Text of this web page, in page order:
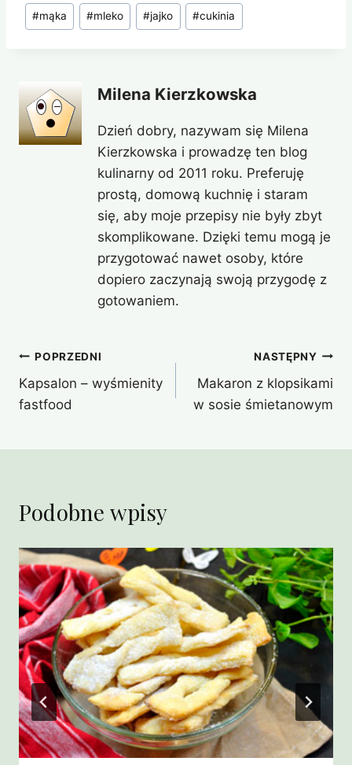
Tagi
wpisu:
#mąka #mleko #jajko #cukinia
Milena Kierzkowska
Dzień dobry, nazywam się Milena
Kierzkowska i prowadzę ten blog
kulinarny od 2011 roku. Preferuję
prostą, domową kuchnię i staram
się, aby moje przepisy nie były zbyt
skomplikowane. Dzięki temu mogą je
przygotować nawet osoby, które
dopiero zaczynają swoją przygodę z
gotowaniem.
Nawigacja
wpisu
POPRZEDNI
Kapsalon – wyśmienity
fastfood
NASTĘPNY
Makaron z klopsikami
w sosie śmietanowym
Podobne wpisy